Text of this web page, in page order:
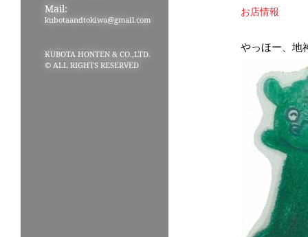
Mail:
kubotaandtokiwa@gmail.com
KUBOTA HONTEN & CO.,LTD.
© ALL RIGHTS RESERVED
お店情報
やっほー、地